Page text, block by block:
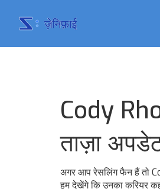
Cody
ताज़ा
अगर आप रेसलिंग फैन हैं तो
हम देखेंगे कि उनका करियर